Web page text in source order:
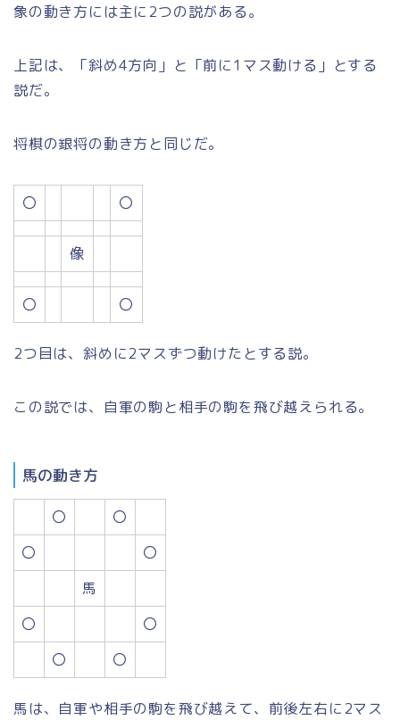
象の動き方には主に2つの説がある。
上記は、「斜め4方向」と「前に1マス動ける」とする
説だ。
将棋の銀将の動き方と同じだ。
〇 〇
像
〇 〇
2つ目は、斜めに2マスずつ動けたとする説。
この説では、自軍の駒と相手の駒を飛び越えられる。
馬の動き方
〇
〇
〇
〇
馬
〇
〇
〇
〇
馬は、自軍や相手の駒を飛び越えて、前後左右に2マス